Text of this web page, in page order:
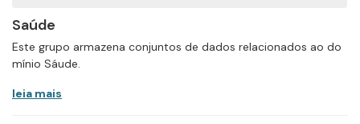
Saúde
Este grupo armazena conjuntos de dados relacionados ao do
mínio Sáude.
leia mais